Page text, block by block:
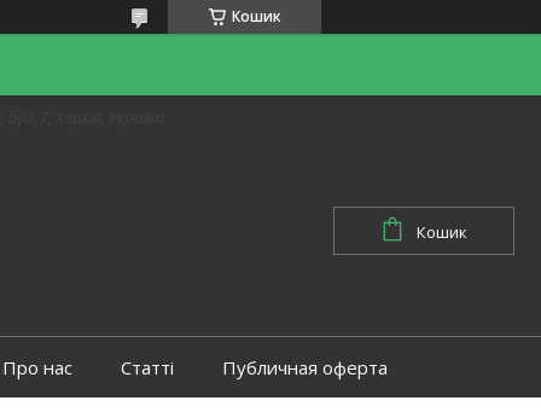
Кошик
Кошик
Про нас Статті Публичная оферта